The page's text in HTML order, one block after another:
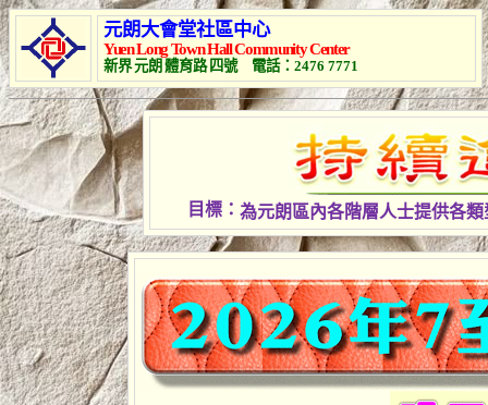
元朗大會堂社區中心
Yuen Long Town Hall Community Center
新界元朗 體育路 四號 電話： 2476 7771
目標 ： 為元朗區內各階層人士提供各